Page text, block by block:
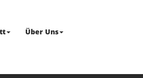
Über Uns